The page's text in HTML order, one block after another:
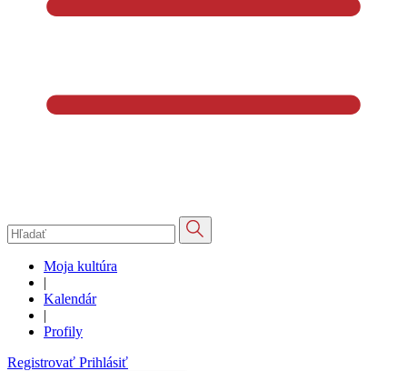
Moja kultúra
|
Kalendár
|
Profily
Registrovať Prihlásiť